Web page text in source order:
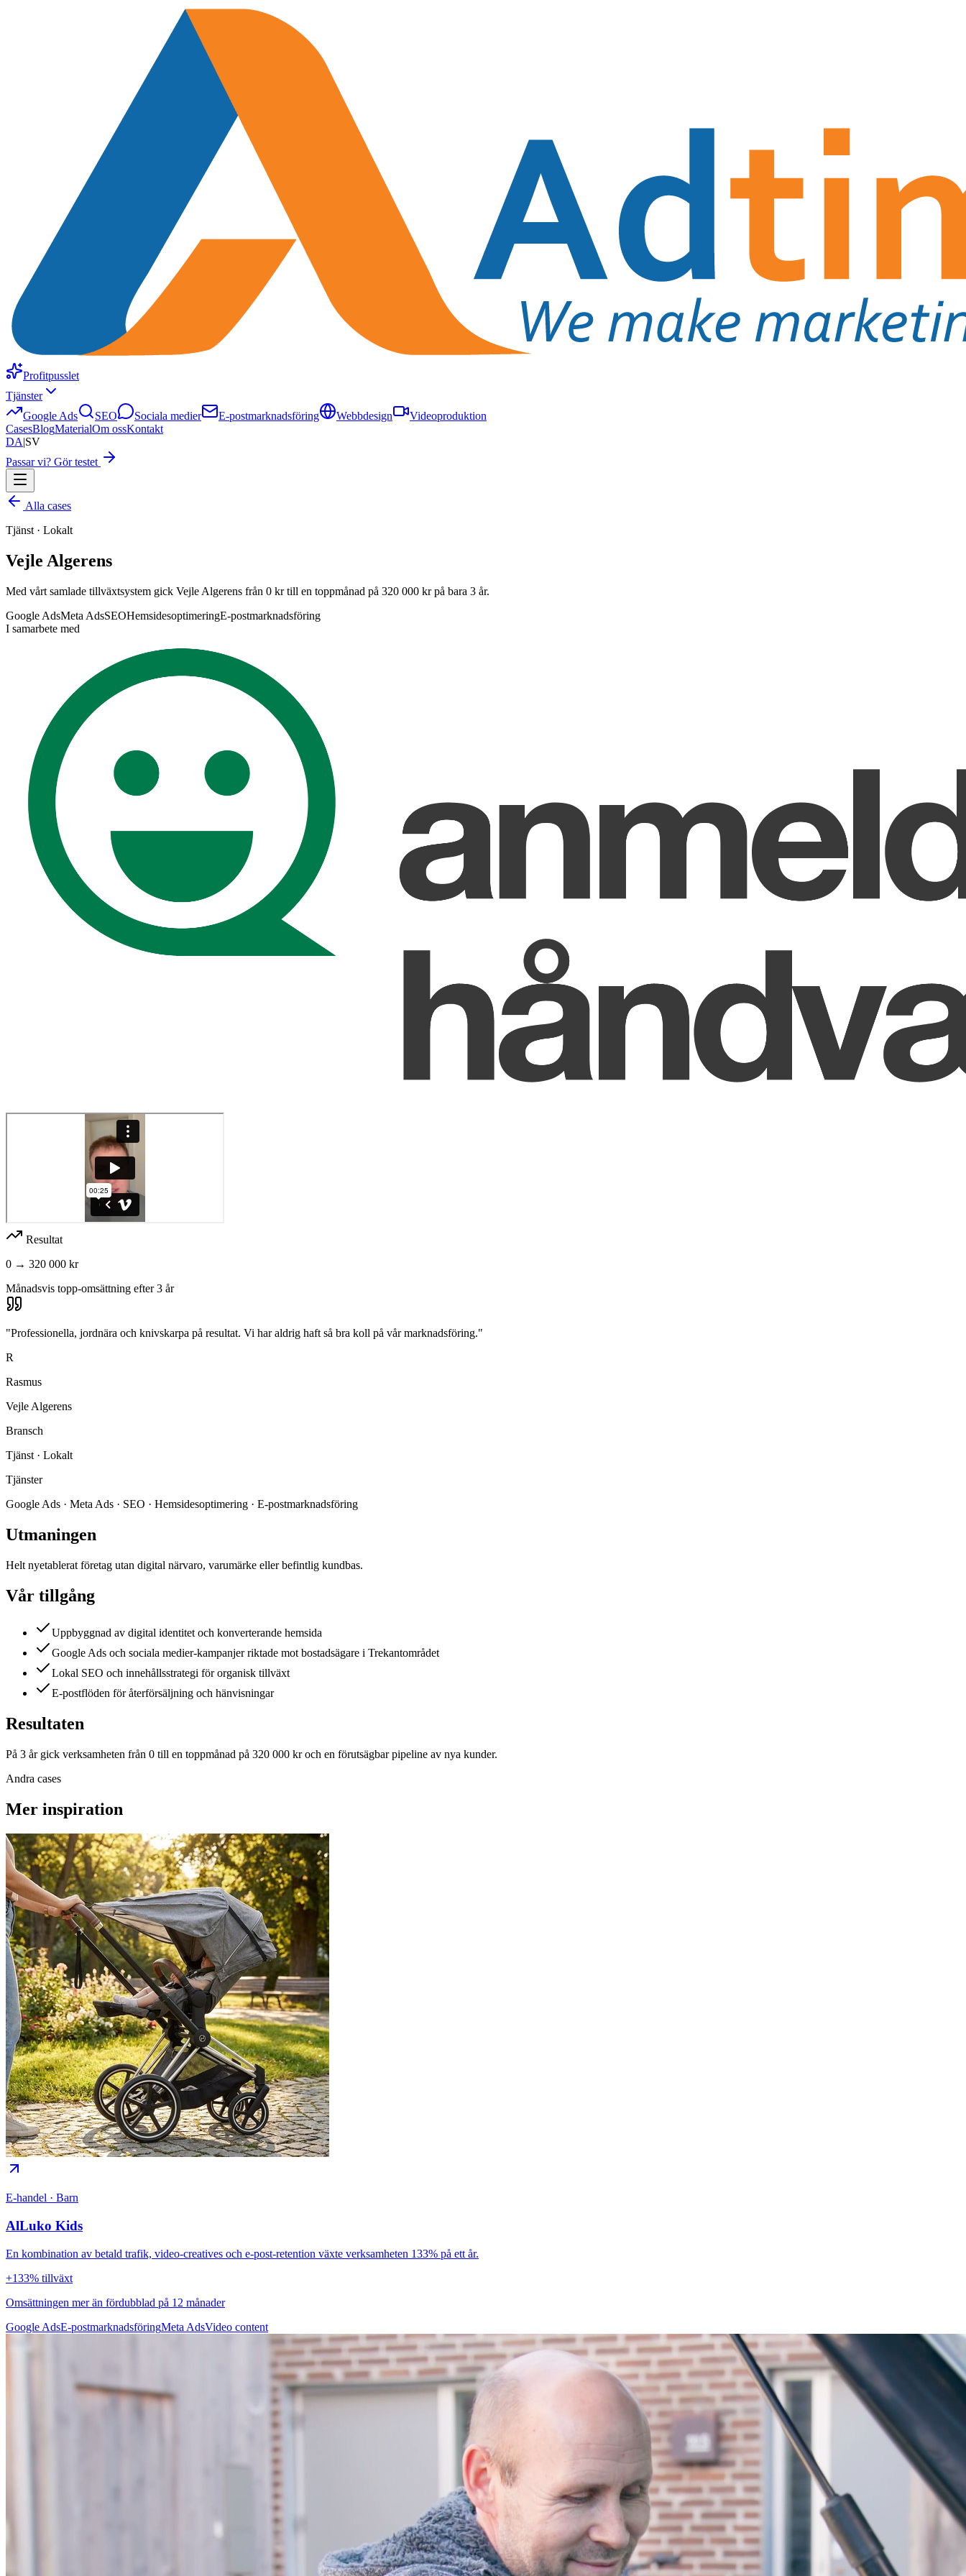
Profitpusslet
Tjänster
Google Ads
SEO Sociala medier E-postmarknadsföring Webbdesign
Videoproduktion
CasesBlogMaterialOm ossKontakt
DA|SV
Passar vi? Gör testet
Alla cases
Tjänst · Lokalt
Vejle Algerens
Med vårt samlade tillväxtsystem gick Vejle Algerens från 0 kr till en toppmånad på 320 000 kr på bara 3 år.
Google AdsMeta AdsSEOHemsidesoptimeringE-postmarknadsföring
I samarbete med
Resultat
0 → 320 000 kr
Månadsvis topp-omsättning efter 3 år
"Professionella, jordnära och knivskarpa på resultat. Vi har aldrig haft så bra koll på vår marknadsföring."
R
Rasmus
Vejle Algerens
Bransch
Tjänst · Lokalt
Tjänster
Google Ads · Meta Ads · SEO · Hemsidesoptimering · E-postmarknadsföring
Utmaningen
Helt nyetablerat företag utan digital närvaro, varumärke eller befintlig kundbas.
Vår tillgång
Uppbyggnad av digital identitet och konverterande hemsida
Google Ads och sociala medier-kampanjer riktade mot bostadsägare i Trekantområdet
Lokal SEO och innehållsstrategi för organisk tillväxt
E-postflöden för återförsäljning och hänvisningar
Resultaten
På 3 år gick verksamheten från 0 till en toppmånad på 320 000 kr och en förutsägbar pipeline av nya kunder.
Andra cases
Mer inspiration
E-handel · Barn
AlLuko Kids
En kombination av betald trafik, video-creatives och e-post-retention växte verksamheten 133% på ett år.
+133% tillväxt
Omsättningen mer än fördubblad på 12 månader
Google AdsE-postmarknadsföringMeta AdsVideo content